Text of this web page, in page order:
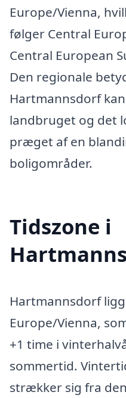
Europe/Vienna,
følger Central
Central European
Den regionale
Hartmannsdorf
landbruget og det
præget af en
boligområder.
Tidszone i
Hartmannsdorf
Europe/Vienna,
+1 time i
sommertid.
strækker sig fra